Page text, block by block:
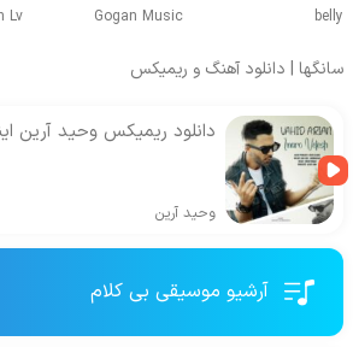
belly
Gogan Music
Lv
سانگها | دانلود آهنگ و ریمیکس
دانلود ریمیکس وحید آرین
وحید آرین
آرشیو موسیقی بی کلام